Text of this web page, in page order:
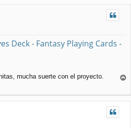
i
Deck - Fantasy Playing Cards -
mucha suerte con el proyecto.
i